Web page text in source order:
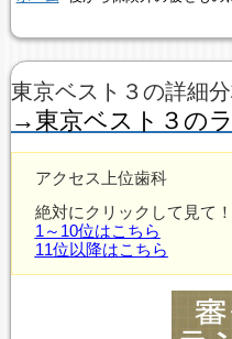
東京ベスト３の詳細
→東京ベスト３の
アクセス上位歯科
絶対にクリックして見て！
1～10位はこちら
11位以降はこちら